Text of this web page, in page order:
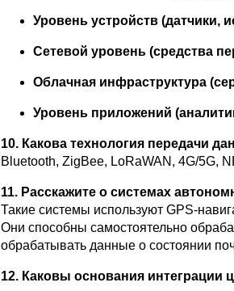
Уровень устройств (датчики,
Сетевой уровень (средства
Облачная инфраструктура
Уровень приложений
10. Какова технология передачи
Bluetooth, ZigBee, LoRaWAN, 4G/5G,
11. Расскажите о системах
Такие системы используют GPS-
Они способны самостоятельно
обрабатывать данные о состоянии
12. Каковы основания